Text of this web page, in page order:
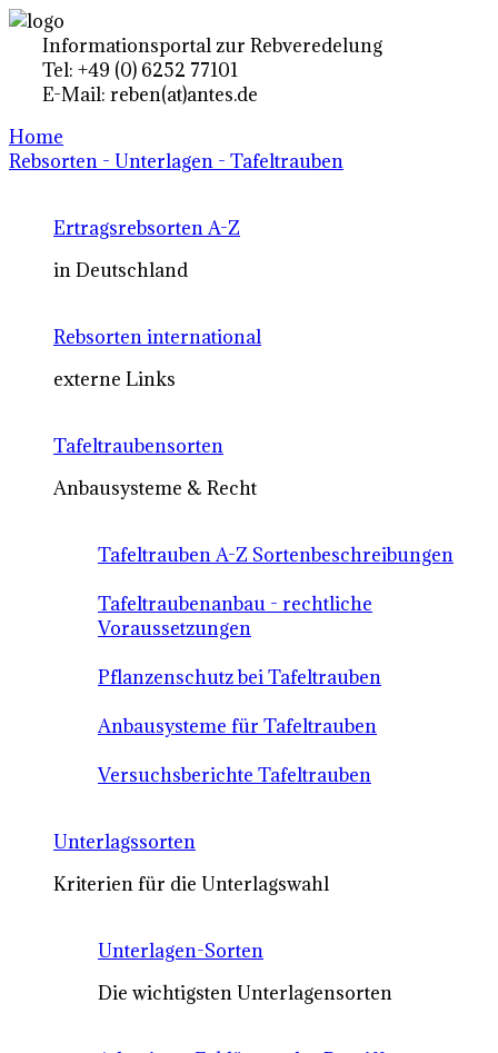
Informationsportal zur Rebveredelung
Tel: +49 (0) 6252 77101
E-Mail: reben(at)antes.de
Home
Rebsorten - Unterlagen - Tafeltrauben
Ertragsrebsorten A-Z
in Deutschland
Rebsorten international
externe Links
Tafeltraubensorten
Anbausysteme & Recht
Tafeltrauben A-Z Sortenbeschreibungen
Tafeltraubenanbau - rechtliche
Voraussetzungen
Pflanzenschutz bei Tafeltrauben
Anbausysteme für Tafeltrauben
Versuchsberichte Tafeltrauben
Unterlagssorten
Kriterien für die Unterlagswahl
Unterlagen-Sorten
Die wichtigsten Unterlagensorten